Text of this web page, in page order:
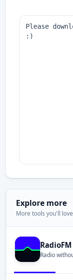
Explore more
More tools you'll love
Radio